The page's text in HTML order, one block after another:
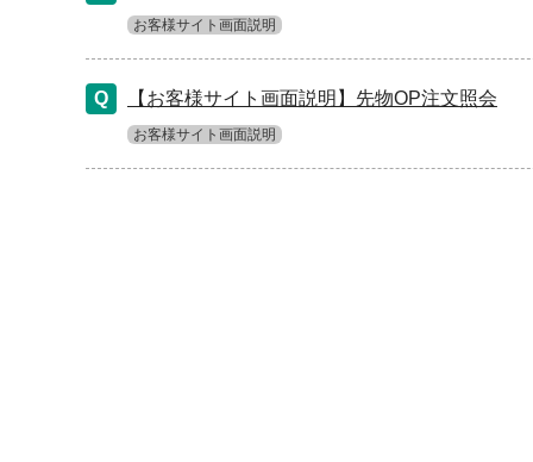
お客様サイト画面説明
【お客様サイト画面説明】先物OP注文照会
お客様サイト画面説明